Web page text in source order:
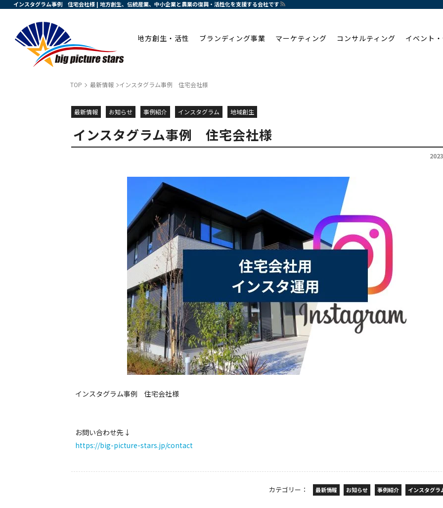
インスタグラム事例 住宅会社様 | 地方創生、伝統産業、中小企業と農業の復興・活性化を支援する会社です
地方創生・活性 ブランディング事業 マーケティング コンサルティング イベント
TOP 最新情報 インスタグラム事例 住宅会社様
最新情報 お知らせ 事例紹介 インスタグラム 地域創生
インスタグラム事例 住宅会社様
インスタグラム事例 住宅会社様
お問い合わせ先↓
https://big-picture-stars.jp/contact
カテゴリー： 最新情報 お知らせ 事例紹介 インスタグラ